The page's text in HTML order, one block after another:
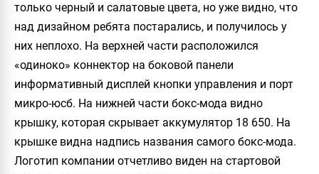
только черный и салатовые цвета, но уже видно, что
над дизайном ребята постарались, и получилось у
них неплохо. На верхней части расположился
«одиноко» коннектор на боковой панели
информативный дисплей кнопки управления и порт
микро-юсб. На нижней части бокс-мода видно
крышку, которая скрывает аккумулятор 18 650. На
крышке видна надпись названия самого бокс-мода.
Логотип компании отчетливо виден на стартовой